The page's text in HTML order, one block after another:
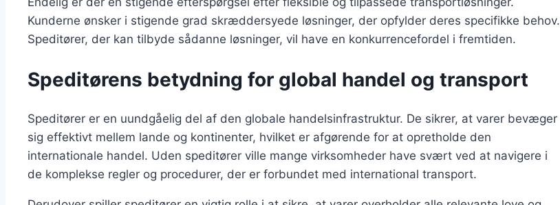
Kunderne ønsker i stigende grad skræddersyede løsninger, der opfylder deres specifikke behov.
Speditører, der kan tilbyde sådanne løsninger, vil have en konkurrencefordel i fremtiden.
Speditørens betydning for global handel og transport
Speditører er en uundgåelig del af den globale handelsinfrastruktur. De sikrer, at varer bevæger
sig effektivt mellem lande og kontinenter, hvilket er afgørende for at opretholde den
internationale handel. Uden speditører ville mange virksomheder have svært ved at navigere i
de komplekse regler og procedurer, der er forbundet med international transport.